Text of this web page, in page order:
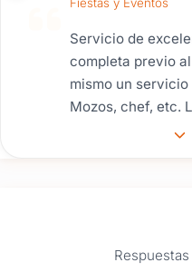
Servicio de
completa previo
mismo un
Mozos, chef, etc.
ricos y la